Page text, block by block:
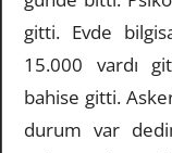
gitti. Evde
15.000 vardı
bahise gitti.
durum var